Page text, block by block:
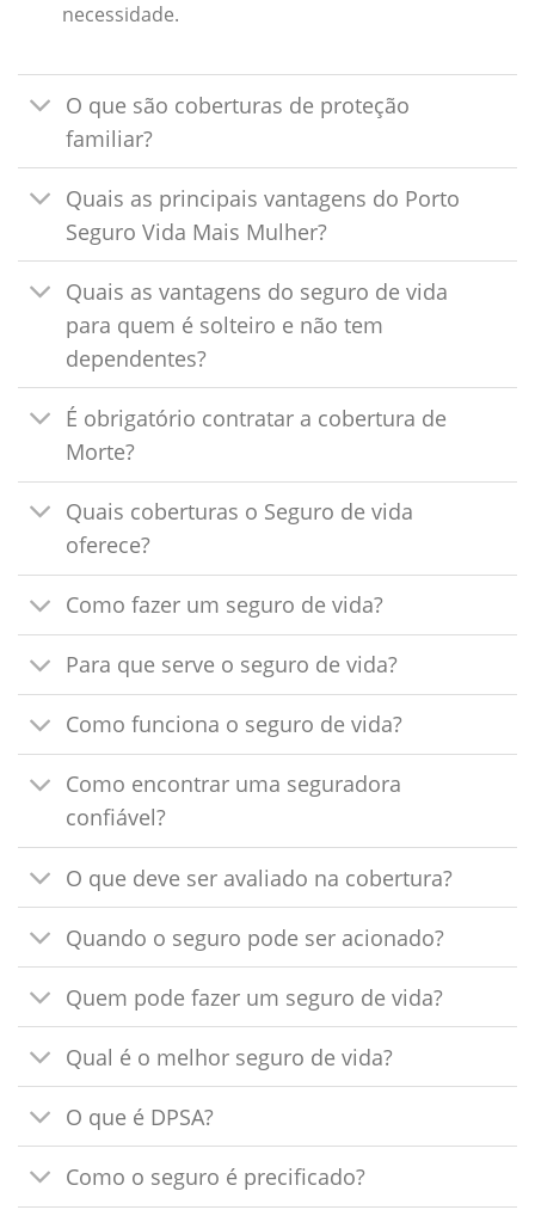
necessidade.
O que são coberturas de proteção
familiar?
Quais as principais vantagens do Porto
Seguro Vida Mais Mulher?
Quais as vantagens do seguro de vida
para quem é solteiro e não tem
dependentes?
É obrigatório contratar a cobertura de
Morte?
Quais coberturas o Seguro de vida
oferece?
Como fazer um seguro de vida?
Para que serve o seguro de vida?
Como funciona o seguro de vida?
Como encontrar uma seguradora
confiável?
O que deve ser avaliado na cobertura?
Quando o seguro pode ser acionado?
Quem pode fazer um seguro de vida?
Qual é o melhor seguro de vida?
O que é DPSA?
Como o seguro é precificado?